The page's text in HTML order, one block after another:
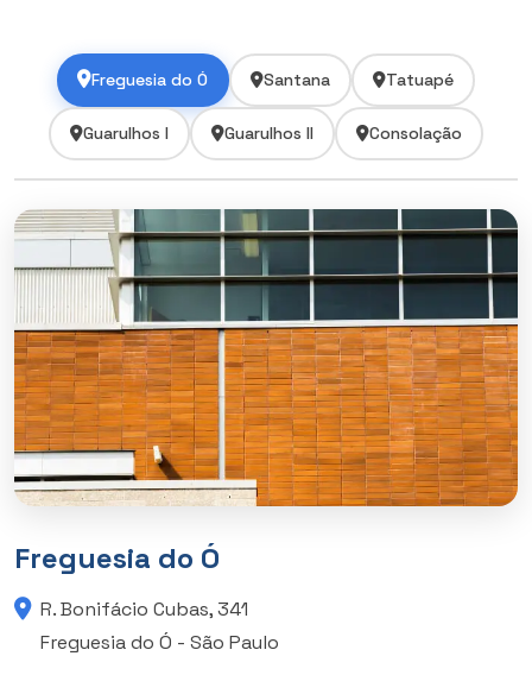
Freguesia do Ó Santana Tatuapé
Guarulhos I Guarulhos II Consolação
Freguesia do Ó
R. Bonifácio Cubas, 341
Freguesia do Ó - São Paulo